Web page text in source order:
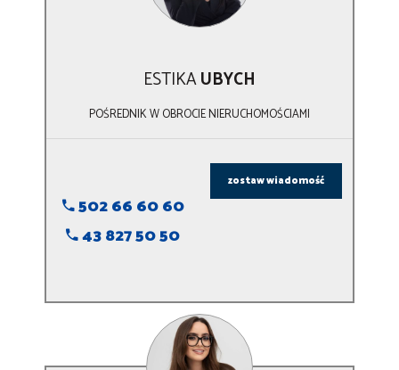
ESTIKAUBYCH
POŚREDNIK W OBROCIE NIERUCHOMOŚCIAMI
502 66 60 60
43 827 50 50
zostaw wiadomość